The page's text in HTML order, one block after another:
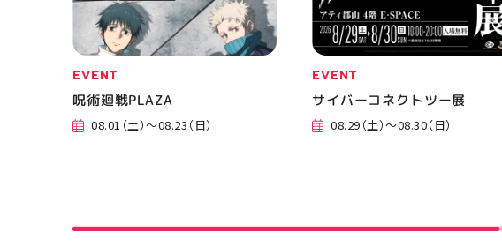
EVENT
呪術廻戦PLAZA
08.01（土）～08.23（日）
EVENT
サイバーコネクトツー展
08.29（土）～08.30（日）